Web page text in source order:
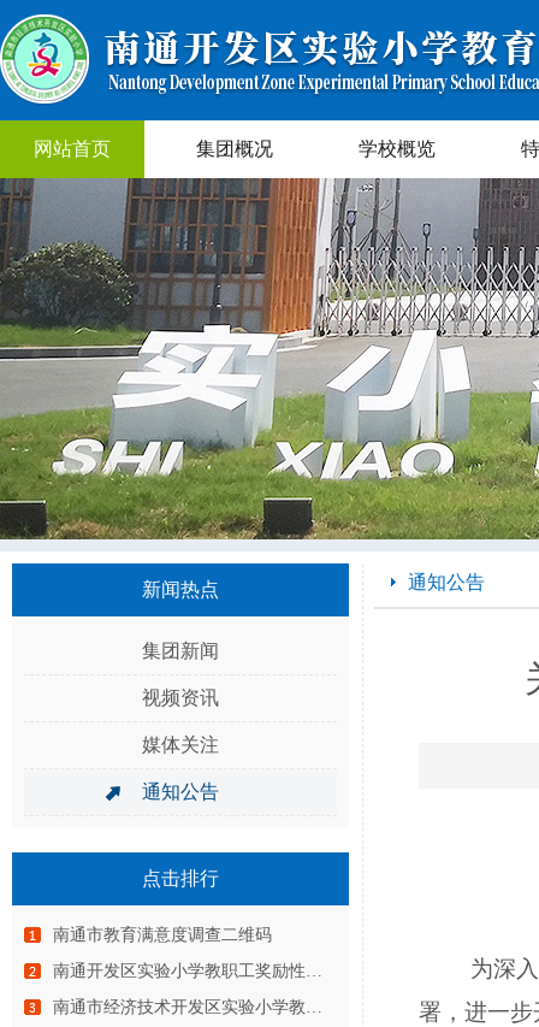
网站首页 集团概况 学校概览
新闻热点
集团新闻
视频资讯
媒体关注
通知公告
点击排行
南通市教育满意度调查二维码
南通开发区实验小学教职工奖励性绩…
南通市经济技术开发区实验小学教育…
通知公告
为深
署，进一